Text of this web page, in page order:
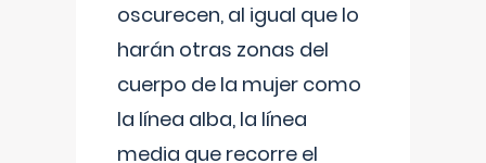
oscurecen, al igual que lo
harán otras zonas del
cuerpo de la mujer como
la línea alba, la línea
media que recorre el